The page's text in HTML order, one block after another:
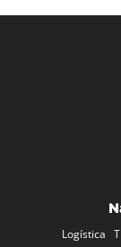
Logística